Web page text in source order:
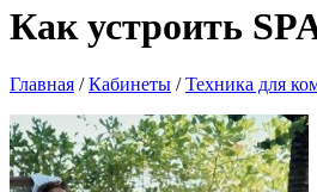
Как устроить
Главная /Кабинеты /Техника для